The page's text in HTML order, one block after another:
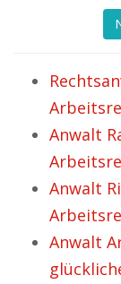
Anwalt
Anwalt
Anwalt